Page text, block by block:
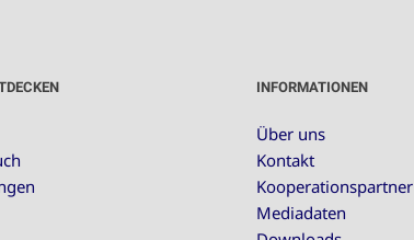
INFORMATIONEN
Über uns
Kontakt
Kooperationspartner
Mediadaten